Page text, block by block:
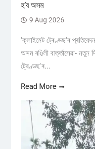
হ’ব অসম
9 Aug 2026
'ক্লাইমেট ট্ৰেণ্ডছ'ৰ
অসম ৰঙিলী বাৰ্ত্তাসেৱা- নতুন
ট্রেণ্ডছ'ৰ...
Read More